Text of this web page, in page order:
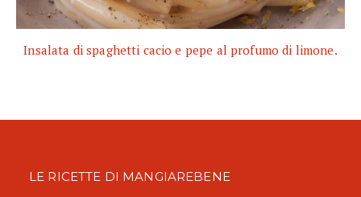
Insalata di spaghetti cacio e pepe al profumo di limone.
LE RICETTE DI MANGIAREBENE